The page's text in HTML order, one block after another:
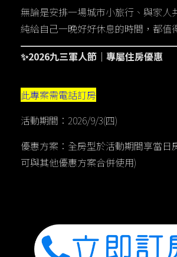
無論是安排一場城市小旅行、與家人
純給自己一晚好好休息的時間，都值
✨2026九三軍人節｜專屬住房優惠
此專案需電話訂房
活動期間：2026/9/3(四)
優惠方案：全房型於活動期間享當日
可與其他優惠方案合併使用)